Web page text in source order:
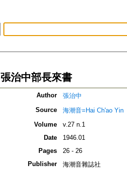
張治中部長來書
Author
張治中
Source
海潮音=Hai Ch'ao Yin
Volume
v.27 n.1
Date
1946.01
Pages
26 - 26
Publisher
海潮音雜誌社